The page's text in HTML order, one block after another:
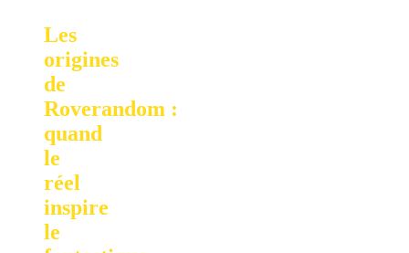
Les
origines
de
Roverandom :
quand
le
réel
inspire
le